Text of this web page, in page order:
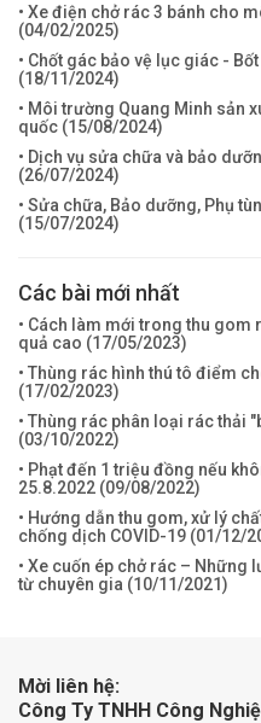
• Xe điện chở rác 3 bánh cho
(04/02/2025)
• Chốt gác bảo vệ lục giác -
(18/11/2024)
• Môi trường Quang Minh sản
quốc (15/08/2024)
• Dịch vụ sửa chữa và bảo
(26/07/2024)
• Sửa chữa, Bảo dưỡng, Phụ
(15/07/2024)
Các bài mới nhất
• Cách làm mới trong thu gom
quả cao (17/05/2023)
• Thùng rác hình thú tô điểm
(17/02/2023)
• Thùng rác phân loại rác thải
(03/10/2022)
• Phạt đến 1 triệu đồng nếu
25.8.2022 (09/08/2022)
• Hướng dẫn thu gom, xử lý
chống dịch COVID-19 (01/12/
• Xe cuốn ép chở rác – Những
từ chuyên gia (10/11/2021)
Mời liên hệ:
Công Ty TNHH Công